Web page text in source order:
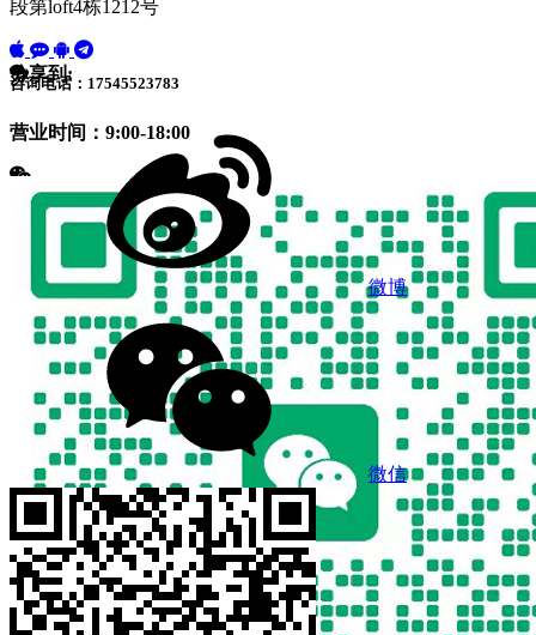
段第loft4栋1212号
咨询电话：17545523783
营业时间：9:00-18:00
分享到:
微博
微信